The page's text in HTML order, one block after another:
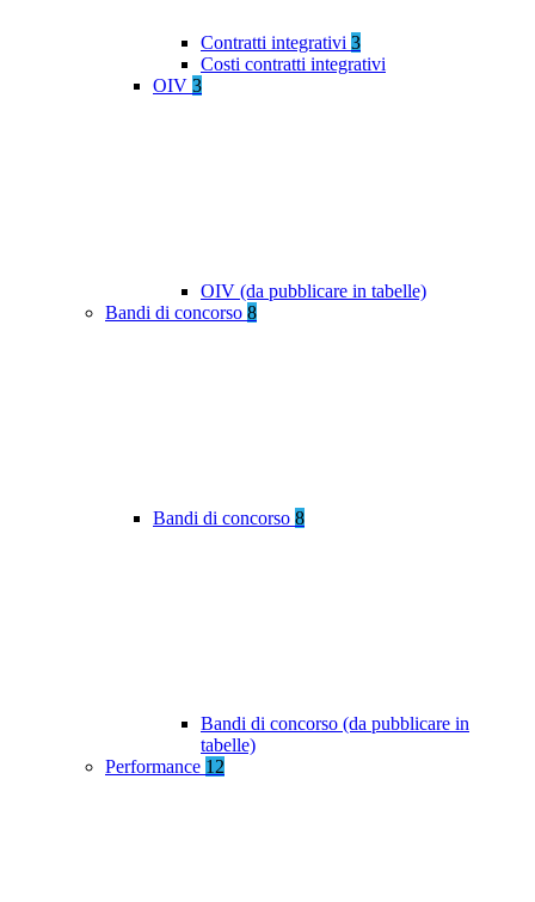
Contratti integrativi 3
Costi contratti integrativi
OIV 3
OIV (da pubblicare in tabelle)
Bandi di concorso 8
Bandi di concorso 8
Bandi di concorso (da pubblicare in
tabelle)
Performance 12